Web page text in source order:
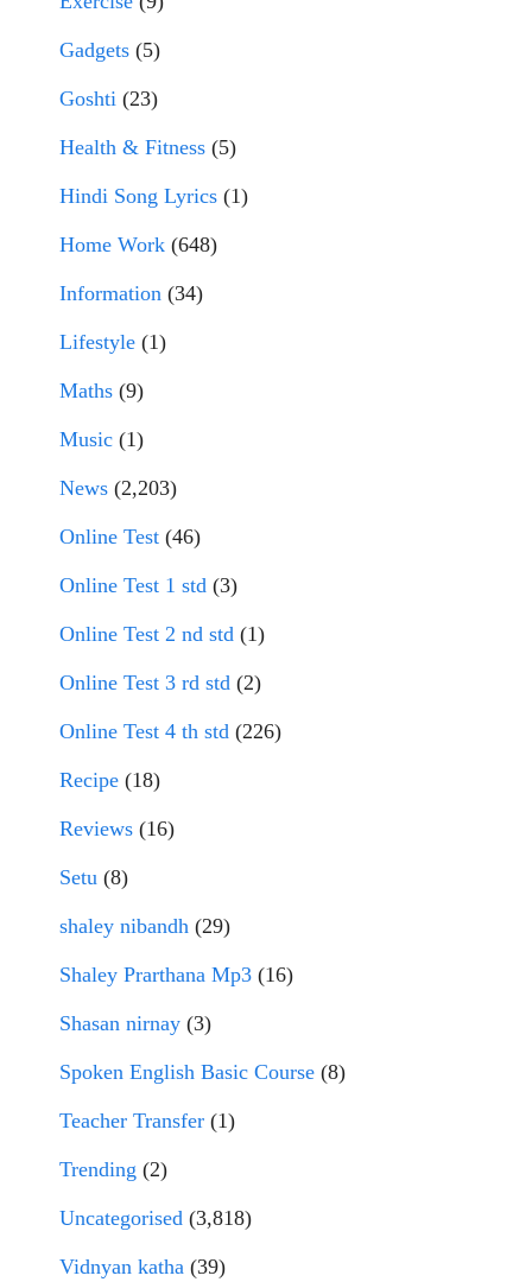
Gadgets (5)
Goshti (23)
Health & Fitness (5)
Hindi Song Lyrics (1)
Home Work (648)
Information (34)
Lifestyle (1)
Maths (9)
Music (1)
News (2,203)
Online Test (46)
Online Test 1 std (3)
Online Test 2 nd std (1)
Online Test 3 rd std (2)
Online Test 4 th std (226)
Recipe (18)
Reviews (16)
Setu (8)
shaley nibandh (29)
Shaley Prarthana Mp3 (16)
Shasan nirnay (3)
Spoken English Basic Course (8)
Teacher Transfer (1)
Trending (2)
Uncategorised (3,818)
Vidnyan katha (39)